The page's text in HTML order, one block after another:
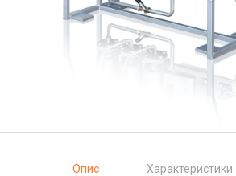
Опис Характеристики